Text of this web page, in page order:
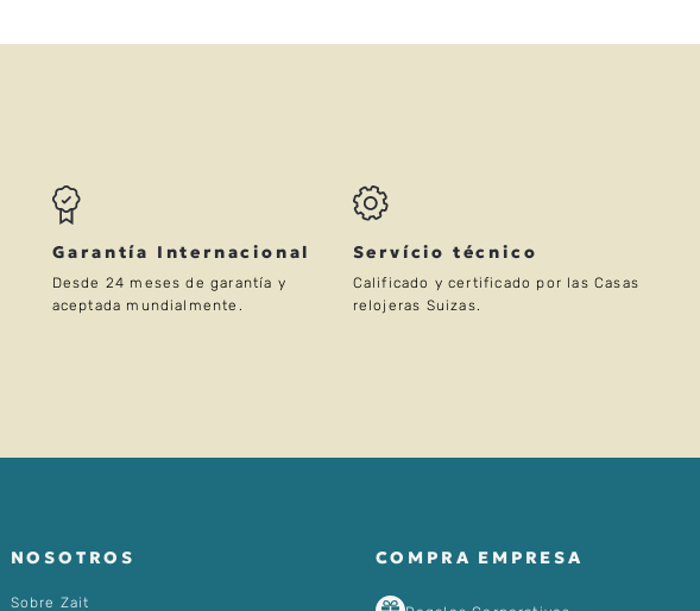
Garantía Internacional
Desde 24 meses de garantía y
aceptada mundialmente.
Servício técnico
Calificado y certificado por las Casas
relojeras Suizas.
NOSOTROS
Sobre Zait
COMPRA EMPRESA